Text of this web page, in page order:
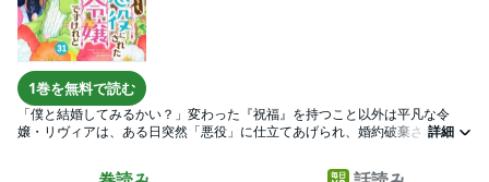
1巻を無料で読む
「僕と結婚してみるかい？」変わった『祝福』を持つこと以外は平凡な令
嬢・リヴィアは、ある日突然「悪役」に仕立てあげられ、婚約破棄されてし
ク貴族・セリアンが急に婚約を申し込んできた！！格上すぎる相手の求婚に
詳細